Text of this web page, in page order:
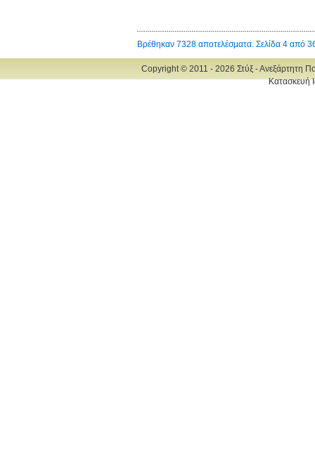
Βρέθηκαν 7328 αποτελέσματα. Σελίδα 4 από
Copyright © 2011 - 2026 Στύξ - Ανεξάρτητη
Κατασκευή